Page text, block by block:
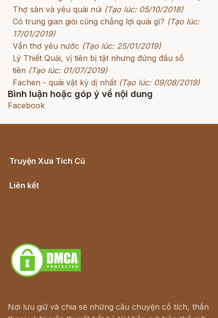
Thợ săn và yêu quái núi (Tạo lúc: 05/10/2018)
Có trung gian giỏi cũng chẳng lợi quái gì? (Tạo lúc:
17/01/2019)
Vần thơ yêu nước (Tạo lúc: 25/01/2019)
Lý Thiết Quải, vị tiên bị tật nhưng đứng đầu sổ
tiên (Tạo lúc: 01/07/2019)
Fachen - quái vật kỳ dị nhất (Tạo lúc: 09/08/2019)
Bình luận hoặc góp ý về nội dung
Facebook
Truyện Xưa Tích Cũ
Liên kết
Nơi lưu giữ và chia sẻ những câu chuyện cổ tích, thần